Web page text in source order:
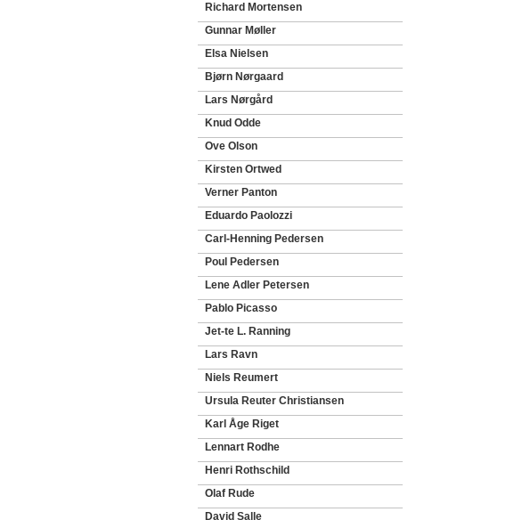
Richard Mortensen
Gunnar Møller
Elsa Nielsen
Bjørn Nørgaard
Lars Nørgård
Knud Odde
Ove Olson
Kirsten Ortwed
Verner Panton
Eduardo Paolozzi
Carl-Henning Pedersen
Poul Pedersen
Lene Adler Petersen
Pablo Picasso
Jet-te L. Ranning
Lars Ravn
Niels Reumert
Ursula Reuter Christiansen
Karl Åge Riget
Lennart Rodhe
Henri Rothschild
Olaf Rude
David Salle